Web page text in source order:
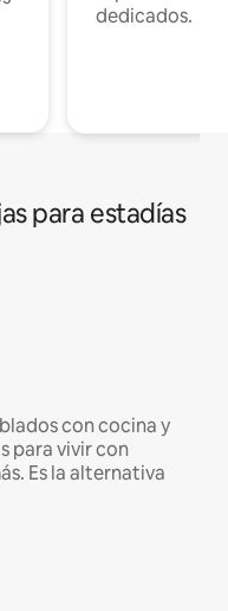
dedicados.
para estadías
con cocina y
para vivir con
Es la alternativa